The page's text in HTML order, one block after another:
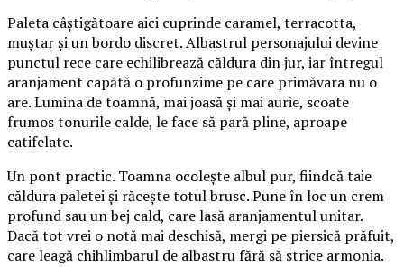
Paleta câștigătoare aici cuprinde caramel, terracotta,
muștar și un bordo discret. Albastrul personajului devine
punctul rece care echilibrează căldura din jur, iar întregul
aranjament capătă o profunzime pe care primăvara nu o
are. Lumina de toamnă, mai joasă și mai aurie, scoate
frumos tonurile calde, le face să pară pline, aproape
catifelate.
Un pont practic. Toamna ocolește albul pur, fiindcă taie
căldura paletei și răcește totul brusc. Pune în loc un crem
profund sau un bej cald, care lasă aranjamentul unitar.
Dacă tot vrei o notă mai deschisă, mergi pe piersică prăfuit,
care leagă chihlimbarul de albastru fără să strice armonia.